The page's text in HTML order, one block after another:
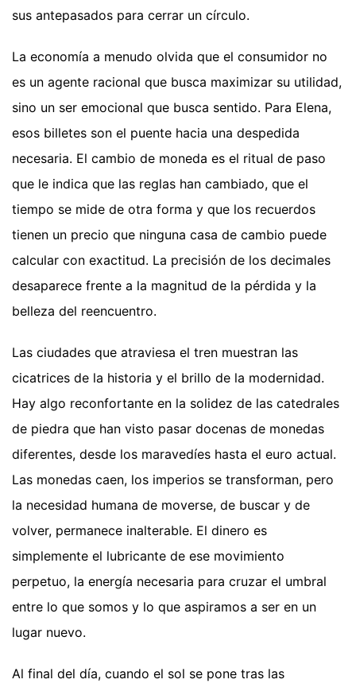
sus antepasados para cerrar un círculo.
La economía a menudo olvida que el consumidor no
es un agente racional que busca maximizar su utilidad,
sino un ser emocional que busca sentido. Para Elena,
esos billetes son el puente hacia una despedida
necesaria. El cambio de moneda es el ritual de paso
que le indica que las reglas han cambiado, que el
tiempo se mide de otra forma y que los recuerdos
tienen un precio que ninguna casa de cambio puede
calcular con exactitud. La precisión de los decimales
desaparece frente a la magnitud de la pérdida y la
belleza del reencuentro.
Las ciudades que atraviesa el tren muestran las
cicatrices de la historia y el brillo de la modernidad.
Hay algo reconfortante en la solidez de las catedrales
de piedra que han visto pasar docenas de monedas
diferentes, desde los maravedíes hasta el euro actual.
Las monedas caen, los imperios se transforman, pero
la necesidad humana de moverse, de buscar y de
volver, permanece inalterable. El dinero es
simplemente el lubricante de ese movimiento
perpetuo, la energía necesaria para cruzar el umbral
entre lo que somos y lo que aspiramos a ser en un
lugar nuevo.
Al final del día, cuando el sol se pone tras las